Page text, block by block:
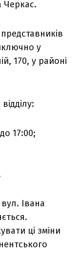
Черкас.
у
170, у районі
17:00;
Івана
ці зміни